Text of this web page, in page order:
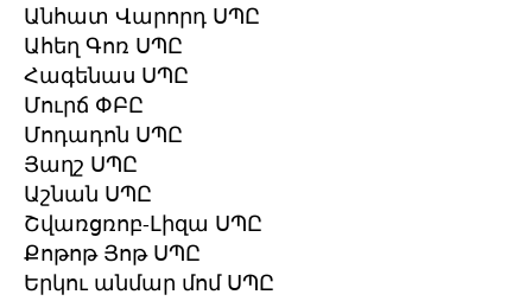
Անհատ Վարորդ ՍՊԸ
Ահեղ Գոռ ՍՊԸ
Հագենաս ՍՊԸ
Մուրճ ՓԲԸ
Մոդադոն ՍՊԸ
Յաղշ ՍՊԸ
Աշնան ՍՊԸ
Շվառցռոբ-Լիզա ՍՊԸ
Քոթոթ Յոթ ՍՊԸ
Երկու անմար մոմ ՍՊԸ